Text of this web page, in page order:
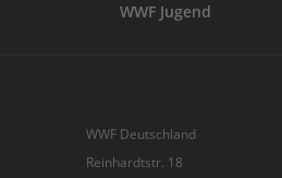
WWF Jugend
WWF Deutschland
Reinhardtstr. 18